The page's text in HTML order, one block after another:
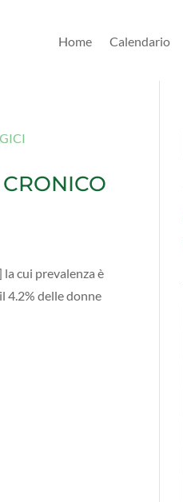
Home Calendario
cui prevalenza è
4.2% delle donne